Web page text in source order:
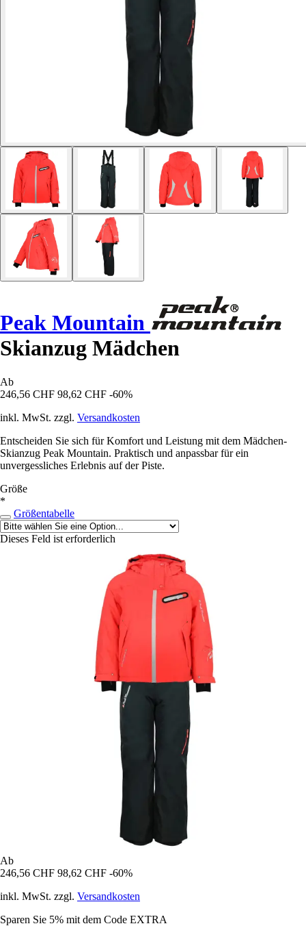
Peak Mountain
Skianzug Mädchen
Ab
246,56 CHF 98,62 CHF -60%
inkl. MwSt. zzgl. Versandkosten
Entscheiden Sie sich für Komfort und Leistung mit dem Mädchen-
Skianzug Peak Mountain. Praktisch und anpassbar für ein
unvergessliches Erlebnis auf der Piste.
Größe
*
Größentabelle
Dieses Feld ist erforderlich
Ab
246,56 CHF 98,62 CHF -60%
inkl. MwSt. zzgl. Versandkosten
Sparen Sie 5% mit dem Code EXTRA